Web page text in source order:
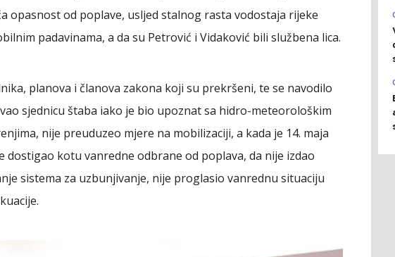
opasnost od poplave, usljed stalnog rasta vodostaja rijeke
padavinama, a da su Petrović i Vidaković bili službena lica.
planova i članova zakona koji su prekršeni, te se navodilo
sjednicu štaba iako je bio upoznat sa hidro-meteorološkim
nije preuduzeo mjere na mobilizaciji, a kada je 14. maja
dostigao kotu vanredne odbrane od poplava, da nije izdao
sistema za uzbunjivanje, nije proglasio vanrednu situaciju